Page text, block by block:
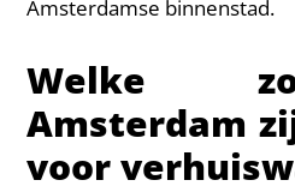
Amsterdamse binnenstad.
Welke
Amsterdam
voor